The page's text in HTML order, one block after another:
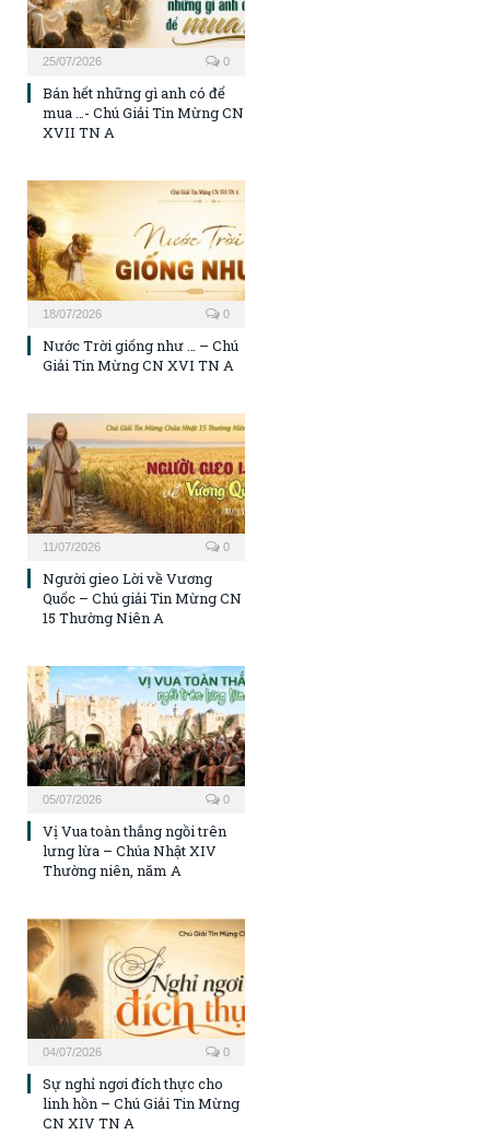
25/07/2026 0
Bán hết những gì anh có để
mua …- Chú Giải Tin Mừng CN
XVII TN A
18/07/2026 0
Nước Trời giống như … – Chú
Giải Tin Mừng CN XVI TN A
11/07/2026 0
Người gieo Lời về Vương
Quốc – Chú giải Tin Mừng CN
15 Thường Niên A
05/07/2026 0
Vị Vua toàn thắng ngồi trên
lưng lừa – Chúa Nhật XIV
Thường niên, năm A
04/07/2026 0
Sự nghỉ ngơi đích thực cho
linh hồn – Chú Giải Tin Mừng
CN XIV TN A